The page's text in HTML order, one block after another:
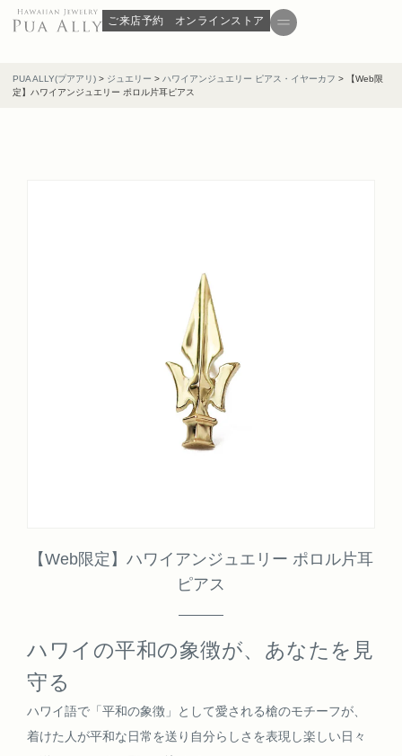
ご来店予約 オンラインストア
PUA ALLY(プアアリ) > ジュエリー > ハワイアンジュエリー ピアス・イヤーカフ >
【Web限
定】ハワイアンジュエリー ポロル片耳ピアス
【Web限定】ハワイアンジュエリー ポロル片耳
ピアス
ハワイの平和の象徴が、あなたを見
守る
ハワイ語で「平和の象徴」として愛される槍のモチーフが、
着けた人が平和な日常を送り自分らしさを表現し楽しい日々